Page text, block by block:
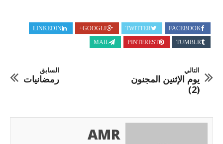
FACEBOOK
TWITTER
GOOGLE+
LINKEDIN
TUMBLR
PINTEREST
MAIL
السابق
رمضانيات
التالي
يوم الإثنين المجنون
AMR